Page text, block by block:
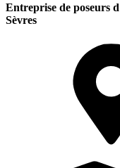
Entreprise de poseurs
Sèvres